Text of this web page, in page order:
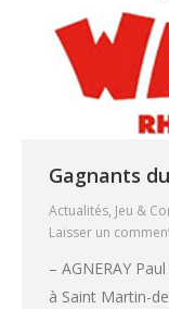
Gagnants
Actualités, Jeu &
Laisser un
– AGNERAY
à Saint Martin-